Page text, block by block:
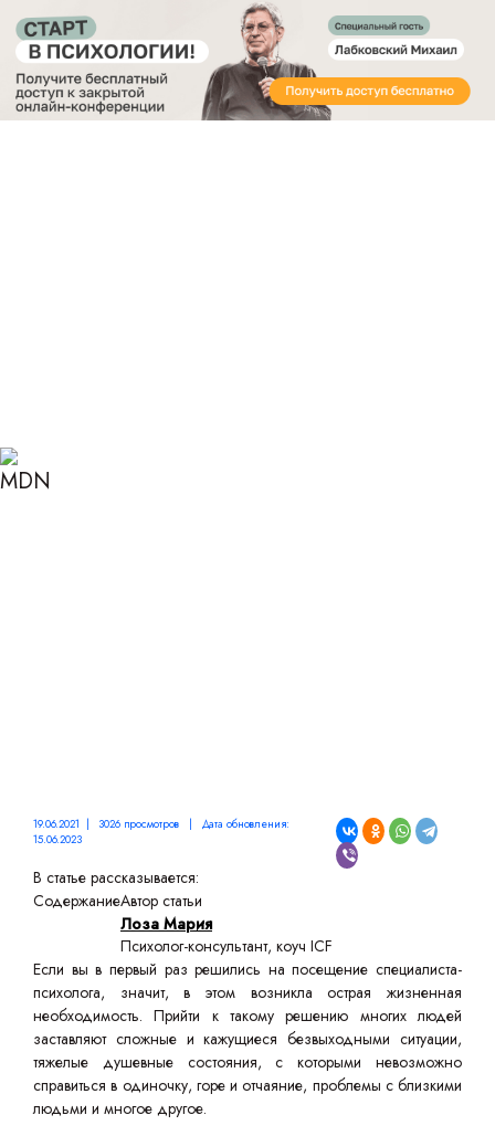
19.06.2021 | 3026 просмотров | Дата обновления:
15.06.2023
В статье рассказывается:
СодержаниеАвтор статьи
Лоза Мария
Психолог-консультант, коуч ICF
Если вы в первый раз решились на посещение специалиста-
психолога, значит, в этом возникла острая жизненная
необходимость. Прийти к такому решению многих людей
заставляют сложные и кажущиеся безвыходными ситуации,
тяжелые душевные состояния, с которыми невозможно
справиться в одиночку, горе и отчаяние, проблемы с близкими
людьми и многое другое.